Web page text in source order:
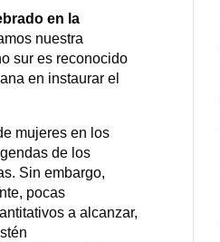
en la
nuestra
sur es reconocido
en instaurar el
mujeres en los
de los
Sin embargo,
pocas
a alcanzar,